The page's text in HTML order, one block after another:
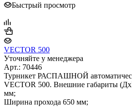
Быстрый просмотр
VECTOR 500
Уточняйте у менеджера
Арт.: 70446
Турникет РАСПАШНОЙ
VECTOR 500. Внешние габариты
мм;
Ширина прохода 650 мм;